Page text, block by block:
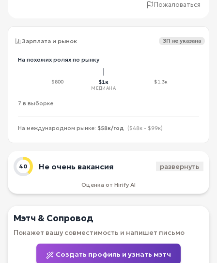
Пожаловаться
Зарплата и рынок ЗП не указана
На похожих ролях по рынку
$800 $1к
МЕДИАНА
$1.3к
7 в выборке
На международном рынке: $58к/год ($48к - $99к)
40 Не очень вакансия развернуть
Оценка от Hirify AI
Мэтч & Сопровод
Покажет вашу совместимость и напишет письмо
Создать профиль и узнать мэтч